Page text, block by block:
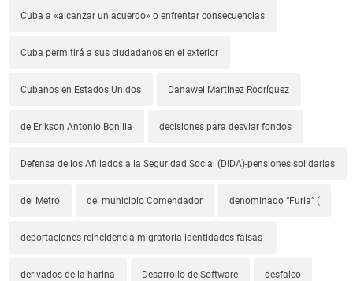
Cuba a «alcanzar un acuerdo» o enfrentar consecuencias
Cuba permitirá a sus ciudadanos en el exterior
Cubanos en Estados Unidos Danawel Martínez Rodríguez
de Erikson Antonio Bonilla decisiones para desviar fondos
Defensa de los Afiliados a la Seguridad Social (DIDA)-pensiones solidarias
del Metro del municipio Comendador denominado “Furia” (
deportaciones-reincidencia migratoria-identidades falsas-
derivados de la harina Desarrollo de Software desfalco